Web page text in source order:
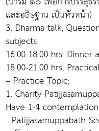
และอธิษฐาน เป็นหัวหน้า)
3. Dharma talk,
subjects.
16.00-18.00 hrs. Dinner
18.00-21.00 hrs.
– Practice Topic;
1. Charity
Have 1-4
- Patijjasamuppabath